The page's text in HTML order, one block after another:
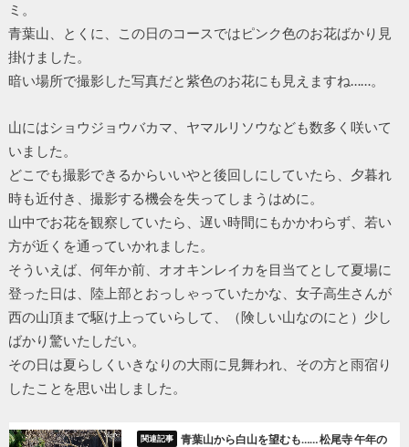
ミ。
青葉山、とくに、この日のコースではピンク色のお花ばかり見
掛けました。
暗い場所で撮影した写真だと紫色のお花にも見えますね……。
山にはショウジョウバカマ、ヤマルリソウなども数多く咲いて
いました。
どこでも撮影できるからいいやと後回しにしていたら、夕暮れ
時も近付き、撮影する機会を失ってしまうはめに。
山中でお花を観察していたら、遅い時間にもかかわらず、若い
方が近くを通っていかれました。
そういえば、何年か前、オオキンレイカを目当てとして夏場に
登った日は、陸上部とおっしゃっていたかな、女子高生さんが
西の山頂まで駆け上っていらして、（険しい山なのにと）少し
ばかり驚いたしだい。
その日は夏らしくいきなりの大雨に見舞われ、その方と雨宿り
したことを思い出しました。
青葉山から白山を望むも…… 松尾寺 午年の